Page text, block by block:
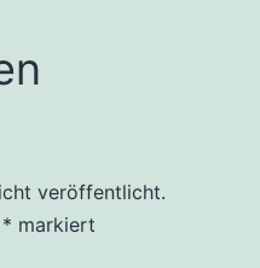
veröffentlicht.
* markiert